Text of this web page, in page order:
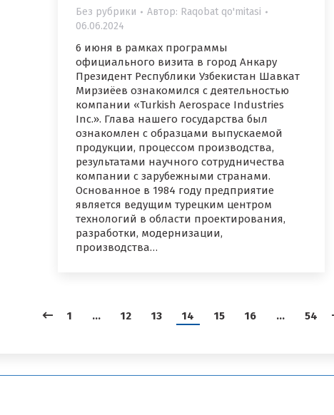
Без рубрики Автор: Raqobat qo'mitasi
06.06.2024
6 июня в рамках программы
официального визита в город Анкару
Президент Республики Узбекистан Шавкат
Мирзиёев ознакомился с деятельностью
компании «Turkish Aerospace Industries
Inc.». Глава нашего государства был
ознакомлен с образцами выпускаемой
продукции, процессом производства,
результатами научного сотрудничества
компании с зарубежными странами.
Основанное в 1984 году предприятие
является ведущим турецким центром
технологий в области проектирования,
разработки, модернизации,
производства…
1 … 12 13 14 15 16 … 54